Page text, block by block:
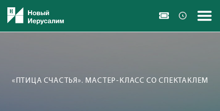
«ПТИЦА СЧАСТЬЯ». МАСТЕР-КЛАСС СО СПЕКТАКЛЕМ